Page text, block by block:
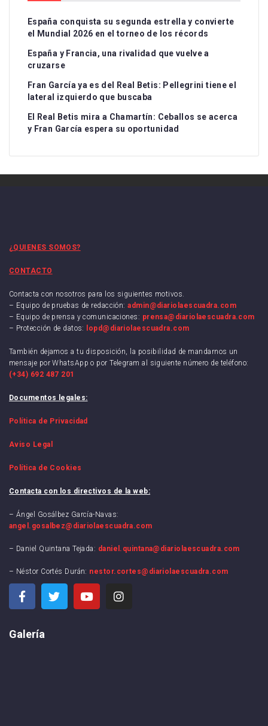
España conquista su segunda estrella y convierte
el Mundial 2026 en el torneo de los récords
España y Francia, una rivalidad que vuelve a
cruzarse
Fran García ya es del Real Betis: Pellegrini tiene el
lateral izquierdo que buscaba
El Real Betis mira a Chamartín: Ceballos se acerca
y Fran García espera su oportunidad
¿QUIENES SOMOS?
CONTACTO
Contacta con nosotros para los siguientes motivos.
– Equipo de pruebas de redacción:admin@diariolaescuadra.com
– Equipo de prensa y comunicaciones: prensa@diariolaescuadra.com
– Protección de datos:
lopd@diariolaescuadra.com
También dejamos a tu disposición, la posibilidad de mandarnos un
mensaje por WhatsApp o por Telegram al siguiente número de teléfono:
(+34) 692 487 201
Documentos legales:
Política de Privacidad
Aviso Legal
Política de Cookies
Contacta con los directivos de la web:
– Ángel Gosálbez García-Navas:
angel.gosalbez@diariolaescuadra.com
– Daniel Quintana Tejada: daniel.quintana@diariolaescuadra.com
– Néstor Cortés Durán: nestor.cortes@diariolaescuadra.com
Galería